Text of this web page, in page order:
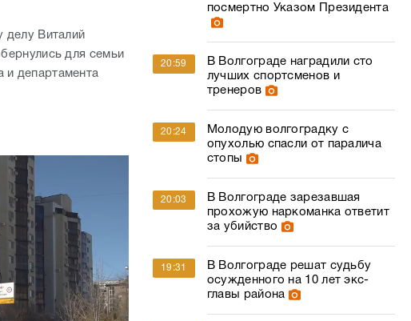
делу Виталий
для семьи
и департамента
посмертно Указом Президента
20:59
В Волгограде наградили сто
лучших спортсменов и
тренеров
20:24
Молодую волгоградку с
опухолью спасли от паралича
стопы
20:03
В Волгограде зарезавшая
прохожую наркоманка ответит
за убийство
19:31
В Волгограде решат судьбу
осужденного на 10 лет экс-
главы района